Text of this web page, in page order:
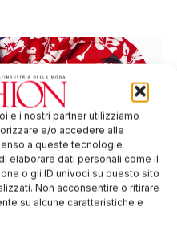
e i nostri partner utilizziamo
e/o accedere alle
a queste tecnologie
elaborare dati personali come il
o gli ID univoci su questo sito
Non acconsentire o ritirare
su alcune caratteristiche e
raccolta e